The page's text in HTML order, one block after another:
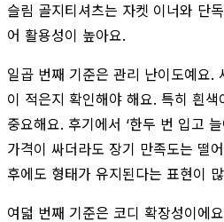
슬림 골지티셔츠는 자켓 이너와 단
어 활용성이 높아요.
일곱 번째 기준은 관리 난이도예요.
이 적은지 확인해야 해요. 특히 흰
중요해요. 후기에서 ‘한두 번 입고
가격이 싸더라도 장기 만족도는 떨
후에도 형태가 유지된다는 표현이
여덟 번째 기준은 코디 확장성이에